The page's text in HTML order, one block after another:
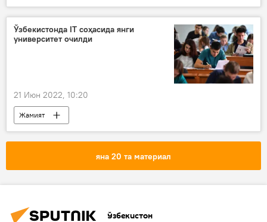
Озарбайжон
Илҳом Алиев
Шавкат Мирзиёев
Ўзбекистонда IT соҳасида янги
университет очилди
21 Июн 2022, 10:20
Жамият
Олий ва ўрта махсус таълим вазирлиги
яна 20 та материал
Ўзбекистон